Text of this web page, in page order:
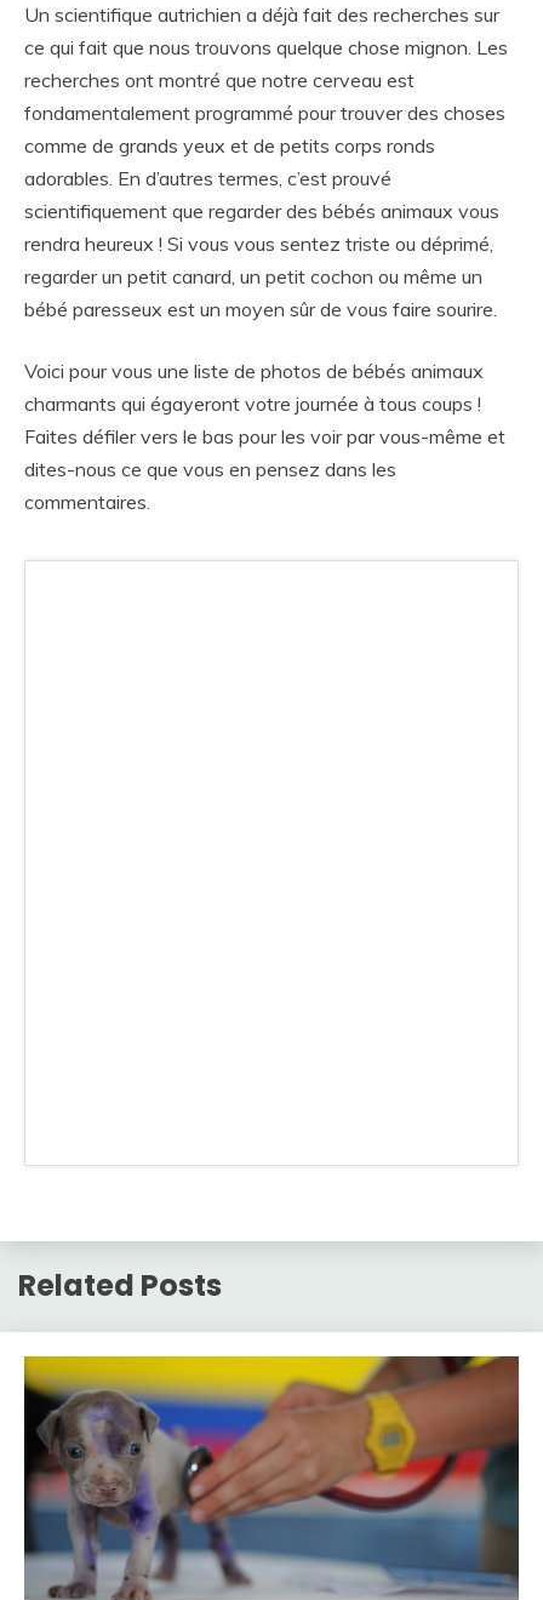
Un scientifique autrichien a déjà fait des recherches sur
ce qui fait que nous trouvons quelque chose mignon. Les
recherches ont montré que notre cerveau est
fondamentalement programmé pour trouver des choses
comme de grands yeux et de petits corps ronds
adorables. En d’autres termes, c’est prouvé
scientifiquement que regarder des bébés animaux vous
rendra heureux ! Si vous vous sentez triste ou déprimé,
regarder un petit canard, un petit cochon ou même un
bébé paresseux est un moyen sûr de vous faire sourire.
Voici pour vous une liste de photos de bébés animaux
charmants qui égayeront votre journée à tous coups !
Faites défiler vers le bas pour les voir par vous-même et
dites-nous ce que vous en pensez dans les
commentaires.
Related Posts